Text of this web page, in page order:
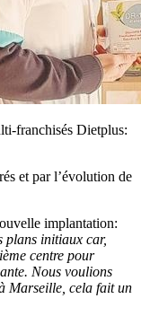
franchisés Dietplus:
et par l’évolution de
implantation:
plans initiaux car,
centre pour
Nous voulions
Marseille, cela fait un